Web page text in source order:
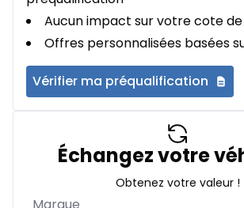
Aucun impact sur votre cote
Offres personnalisées basées
Vérifier ma préqualification
Échangez votre
Obtenez votre valeur !